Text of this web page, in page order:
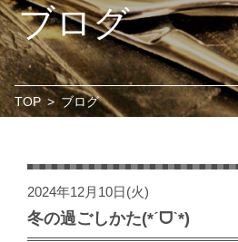
ブログ
TOP > ブログ
2024年12月10日(火)
冬の過ごしかた(*ˊᗜˋ*)